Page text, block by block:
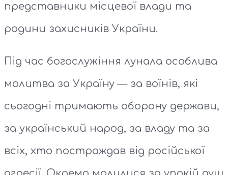
представники місцевої влади та
родини захисників України.
Під час богослужіння лунала особлива
молитва за Україну — за воїнів, які
сьогодні тримають оборону держави,
за український народ, за владу та за
всіх, хто постраждав від російської